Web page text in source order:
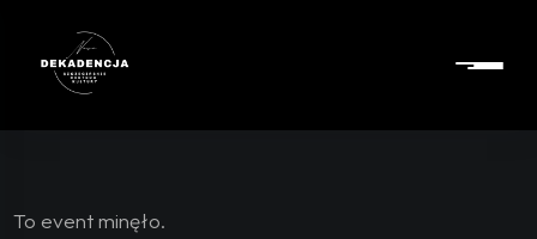
To event minęło.